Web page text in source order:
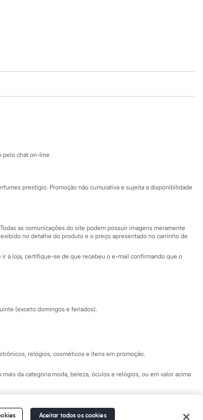
Atendimento
Fale conosco
Central de ética
Eventos
pelo chat on-line
prestígio. Promoção não cumulativa e sujeita a disponibilidade
as comunicações do site podem possuir imagens meramente
no detalhe do produto e o preço apresentado no carrinho de
ir à loja, certifique-se de que recebeu o e-mail confirmando que o
(exceto domingos e feriados).
relógios, cosméticos e itens em promoção.
da categoria moda, beleza, óculos e relógios, ou em valor acima
Aceitar todos os cookies